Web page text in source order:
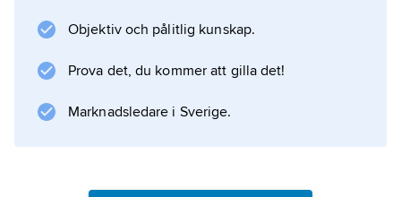
Objektiv och pålitlig kunskap.
Prova det, du kommer att gilla det!
Marknadsledare i Sverige.